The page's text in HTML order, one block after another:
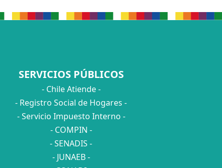
SERVICIOS PÚBLICOS
- Chile Atiende -
- Registro Social de Hogares -
- Servicio Impuesto Interno -
- COMPIN -
- SENADIS -
- JUNAEB -